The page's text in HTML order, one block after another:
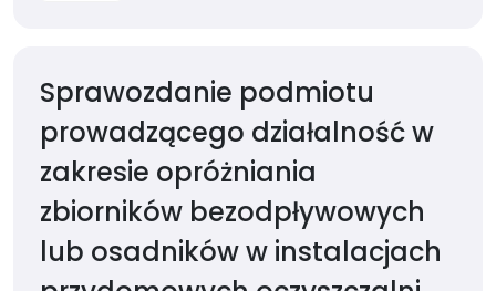
Sprawozdanie podmiotu
prowadzącego działalność w
zakresie opróżniania
zbiorników bezodpływowych
lub osadników w instalacjach